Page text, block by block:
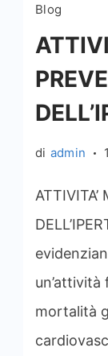
Blog
di admin
ATTIVITA’
mortalità